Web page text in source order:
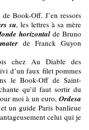
Book-Off. J’en ressors
su, les lettres à sa mère
horizontalde Bruno
de Franck Guyon
chez Au Diable des
d’un faux filet pommes
le Book-Off de Saint-
qu’il faut sortir du
moi à un euro, Ordesa
un guide Paris banlieue
celui qui je